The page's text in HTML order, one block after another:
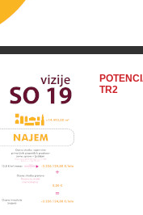
TR2